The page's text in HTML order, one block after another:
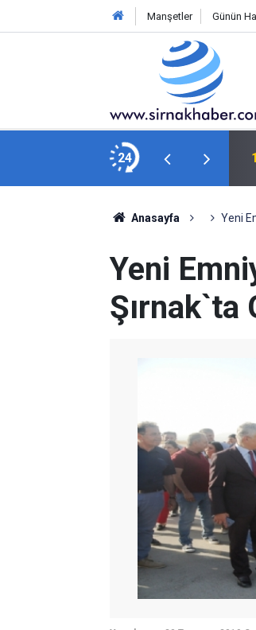
Manşetler Günün
24
buğday hasadı mesaisi sürüyor
Anasayfa Yeni
Yeni
Şırnak`ta